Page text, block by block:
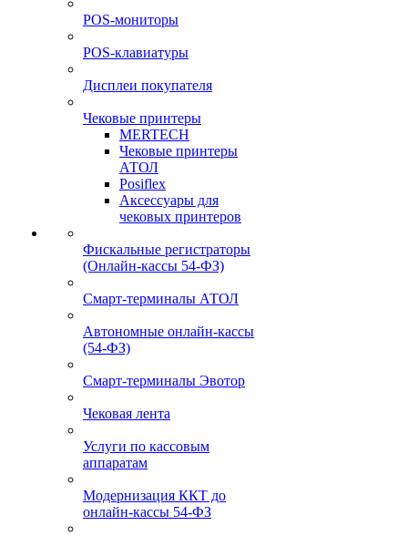
POS-мониторы
POS-клавиатуры
Дисплеи покупателя
Чековые принтеры
MERTECH
Чековые принтеры
АТОЛ
Posiflex
Аксессуары для
чековых принтеров
Фискальные регистраторы
(Онлайн-кассы 54-ФЗ)
Смарт-терминалы АТОЛ
Автономные онлайн-кассы
(54-ФЗ)
Смарт-терминалы Эвотор
Чековая лента
Услуги по кассовым
аппаратам
Модернизация ККТ до
онлайн-кассы 54-ФЗ